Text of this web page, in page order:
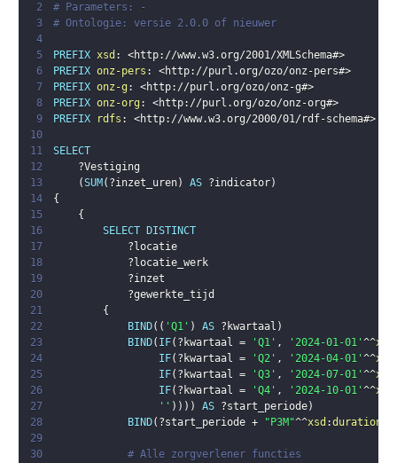
2
# Parameters: -
3
# Ontologie: versie 2.0.0 of nieuwer
4
5
PREFIX xsd : <http://www.w3.org/2001/XMLSchema#>
6
PREFIX onz-pers : <http://purl.org/ozo/onz-pers#>
7
PREFIX onz-g : <http://purl.org/ozo/onz-g#>
8
PREFIX onz-org : <http://purl.org/ozo/onz-org#>
9
PREFIX rdfs : <http://www.w3.org/2000/01/rdf-schema#>
10
11
SELECT
12
?Vestiging
13
(SUM ( ?inzet_uren) AS ?indicator)
14
{
15
{
16
SELECT
DISTINCT
17
?locatie
18
?locatie_werk
19
?inzet
20
?gewerkte_tijd
21
{
22
BIND( ( 'Q1' ) AS ?kwartaal )
23
BIND( IF( ?kwartaal = 'Q1' , '2024-01-01'^^xsd
24
IF( ?kwartaal = 'Q2' , '2024-04-01'^^xsd
25
IF( ?kwartaal = 'Q3' , '2024-07-01'^^xsd
26
IF( ?kwartaal = 'Q4' , '2024-10-01'^^xsd
27
'' ) ) ) ) AS ?start_periode)
28
BIND( ?start_periode + "P3M"^^xsd :duration
29
30
# Alle zorgverlener functies